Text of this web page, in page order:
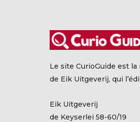
Le site CurioGuide est
de Eik Uitgeverij, qui
Eik Uitgeverij
de Keyserlei 58-60/19